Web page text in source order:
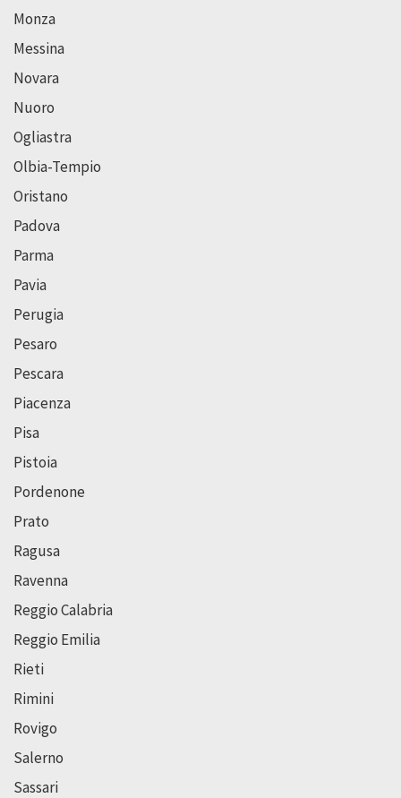
Monza
Messina
Novara
Nuoro
Ogliastra
Olbia-Tempio
Oristano
Padova
Parma
Pavia
Perugia
Pesaro
Pescara
Piacenza
Pisa
Pistoia
Pordenone
Prato
Ragusa
Ravenna
Reggio Calabria
Reggio Emilia
Rieti
Rimini
Rovigo
Salerno
Sassari